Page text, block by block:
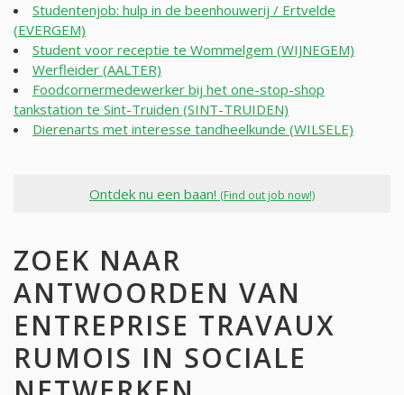
Studentenjob: hulp in de beenhouwerij / Ertvelde
(EVERGEM)
Student voor receptie te Wommelgem (WIJNEGEM)
Werfleider (AALTER)
Foodcornermedewerker bij het one-stop-shop
tankstation te Sint-Truiden (SINT-TRUIDEN)
Dierenarts met interesse tandheelkunde (WILSELE)
Ontdek nu een baan! (Find out job now!)
ZOEK NAAR
ANTWOORDEN VAN
ENTREPRISE TRAVAUX
RUMOIS IN SOCIALE